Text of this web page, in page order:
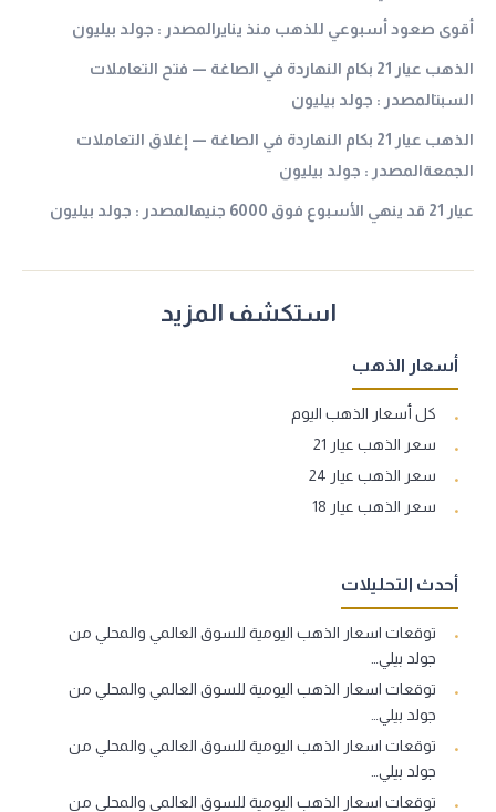
أقوى صعود أسبوعي للذهب منذ ينايرالمصدر : جولد بيليون
الذهب عيار 21 بكام النهاردة في الصاغة — فتح التعاملات
السبتالمصدر : جولد بيليون
الذهب عيار 21 بكام النهاردة في الصاغة — إغلاق التعاملات
الجمعةالمصدر : جولد بيليون
عيار 21 قد ينهي الأسبوع فوق 6000 جنيهالمصدر : جولد بيليون
استكشف المزيد
أسعار الذهب
كل أسعار الذهب اليوم
سعر الذهب عيار 21
سعر الذهب عيار 24
سعر الذهب عيار 18
أحدث التحليلات
توقعات اسعار الذهب اليومية للسوق العالمي والمحلي من
جولد بيلي…
توقعات اسعار الذهب اليومية للسوق العالمي والمحلي من
جولد بيلي…
توقعات اسعار الذهب اليومية للسوق العالمي والمحلي من
جولد بيلي…
توقعات اسعار الذهب اليومية للسوق العالمي والمحلي من